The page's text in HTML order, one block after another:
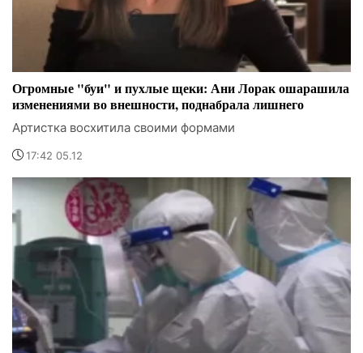
Огромные "буи" и пухлые щеки: Ани Лорак ошарашила
изменениями во внешности, поднабрала лишнего
Артистка восхитила своими формами
17:42 05.12